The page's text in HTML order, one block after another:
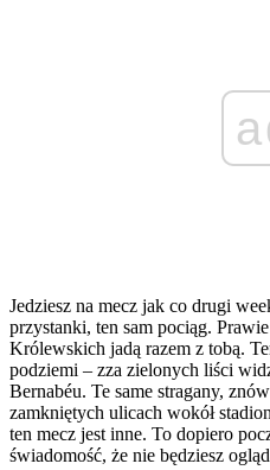
Jedziesz na mecz jak co drugi
przystanki, ten sam pociąg.
Królewskich jadą razem z tobą.
podziemi – zza zielonych liści
Bernabéu. Te same stragany,
zamkniętych ulicach wokół
ten mecz jest inne. To dopiero
świadomość, że nie będziesz